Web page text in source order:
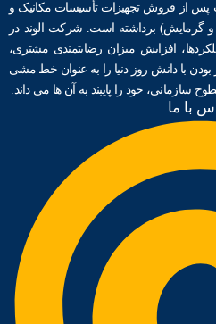
پس از فروش تجهیزات ﺗﺄسیسات مکانیک و
گرمایش) برداشته است. شرکت الوند در
افزایش میزان رضایتمندی مشتری،
با دانش روز دنیا را به عنوان خط مشی
سازمانی، خود را پایبند به آن ها می داند.
با ما